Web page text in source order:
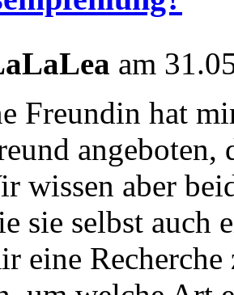
am
Freundin hat
angeboten,
wissen aber
sie selbst auch
eine